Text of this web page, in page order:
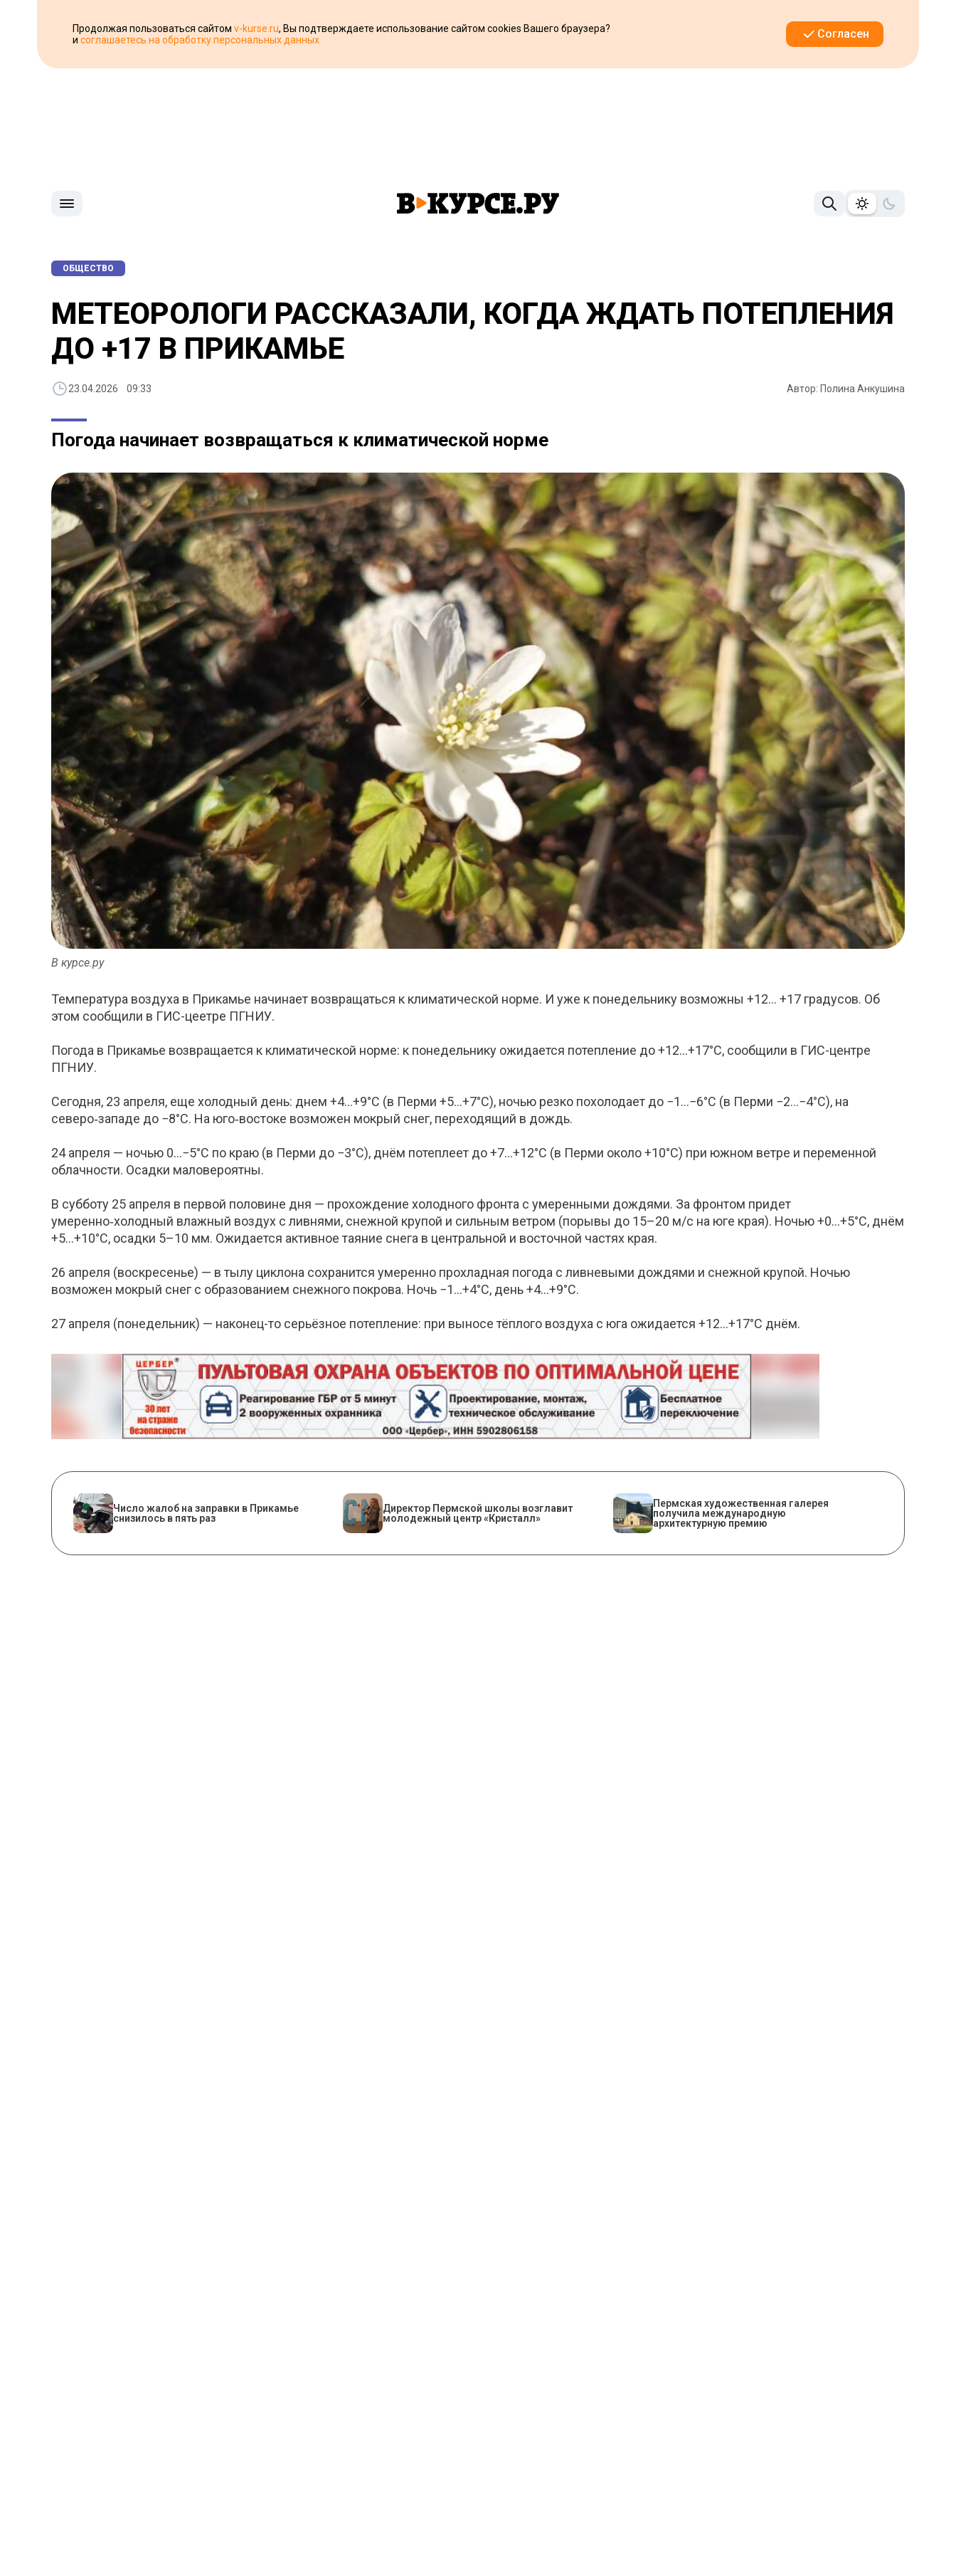
Продолжая пользоваться сайтом v-kurse.ru, Вы подтверждаете использование сайтом cookies Вашего браузера?
и соглашаетесь на обработку персональных данных Согласен
ОБЩЕСТВО
МЕТЕОРОЛОГИ РАССКАЗАЛИ, КОГДА ЖДАТЬ ПОТЕПЛЕНИЯ
ДО +17 В ПРИКАМЬЕ
23.04.2026 09:33 Автор: Полина Анкушина
Погода начинает возвращаться к климатической норме
В курсе.ру
Температура воздуха в Прикамье начинает возвращаться к климатической норме. И уже к понедельнику возможны +12... +17 градусов. Об
этом сообщили в ГИС-цеетре ПГНИУ.
Погода в Прикамье возвращается к климатической норме: к понедельнику ожидается потепление до +12…+17°С, сообщили в ГИС-центре
ПГНИУ.
Сегодня, 23 апреля, еще холодный день: днем +4…+9°С (в Перми +5…+7°С), ночью резко похолодает до −1…−6°С (в Перми −2…−4°С), на
северо‑западе до −8°С. На юго‑востоке возможен мокрый снег, переходящий в дождь.
24 апреля — ночью 0…−5°С по краю (в Перми до −3°С), днём потеплеет до +7…+12°С (в Перми около +10°С) при южном ветре и переменной
облачности. Осадки маловероятны.
В субботу 25 апреля в первой половине дня — прохождение холодного фронта с умеренными дождями. За фронтом придет
умеренно‑холодный влажный воздух с ливнями, снежной крупой и сильным ветром (порывы до 15–20 м/с на юге края). Ночью +0…+5°С, днём
+5…+10°С, осадки 5–10 мм. Ожидается активное таяние снега в центральной и восточной частях края.
26 апреля (воскресенье) — в тылу циклона сохранится умеренно прохладная погода с ливневыми дождями и снежной крупой. Ночью
возможен мокрый снег с образованием снежного покрова. Ночь −1…+4°С, день +4…+9°С.
27 апреля (понедельник) — наконец-то серьёзное потепление: при выносе тёплого воздуха с юга ожидается +12…+17°С днём.
Число жалоб на заправки в Прикамье
снизилось в пять раз
​Директор Пермской школы возглавит
молодежный центр «Кристалл»
Пермская художественная галерея
получила международную
архитектурную премию